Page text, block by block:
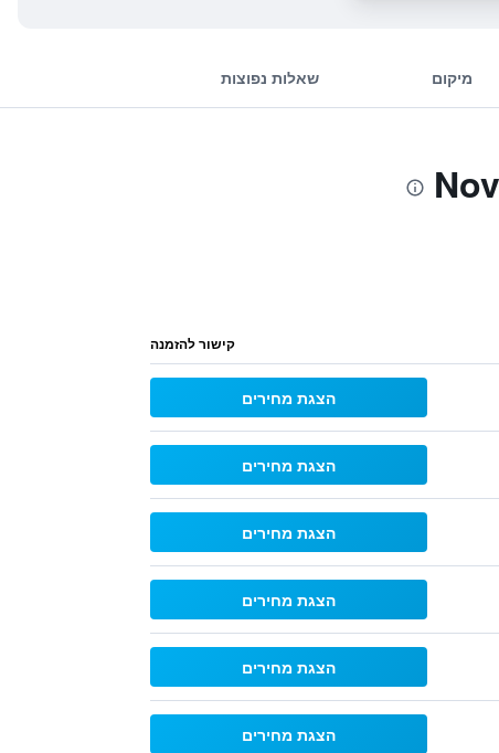
מיקום שאלות נפוצות
קישור להזמנה
הצגת מחירים
הצגת מחירים
הצגת מחירים
הצגת מחירים
הצגת מחירים
הצגת מחירים